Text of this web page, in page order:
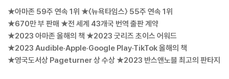
★아마존 59주 연속 1위 ★〈뉴욕타임스〉 55주 연속 1위
★670만 부 판매 ★전 세계 43개국 번역 출판 계약
★2023 아마존 올해의 책 ★2023 굿리즈 초이스 어워드
★2023 Audible·Apple·Google Play·TikTok 올해의 책
★영국도서상 Pageturner 상 수상 ★2023 반스앤노블 최고의 판타지